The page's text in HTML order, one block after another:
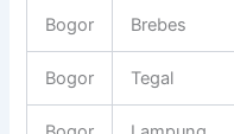
Bogor Brebes
Bogor Tegal